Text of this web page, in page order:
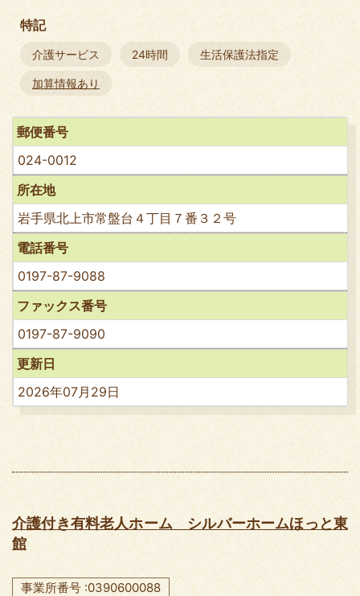
特記
介護サービス 24時間 生活保護法指定
加算情報あり
郵便番号
024-0012
所在地
岩手県北上市常盤台４丁目７番３２号
電話番号
0197-87-9088
ファックス番号
0197-87-9090
更新日
2026年07月29日
介護付き有料老人ホーム シルバーホームほっと東
館
事業所番号 :0390600088